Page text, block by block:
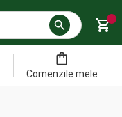
Comenzile mele